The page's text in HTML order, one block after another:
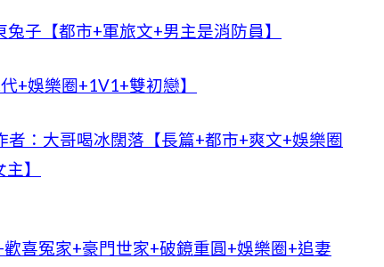
子【都市+軍旅文+男主是消防員】
+娛樂圈+1V1+雙初戀】
者：大哥喝冰闊落【長篇+都市+爽文+娛樂圈
】
歡喜冤家+豪門世家+破鏡重圓+娛樂圈+追妻